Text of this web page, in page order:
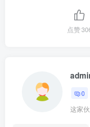
点赞
0
这家